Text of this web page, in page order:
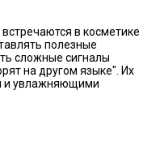
в косметике
полезные
сложные сигналы
на другом языке". Их
и увлажняющими